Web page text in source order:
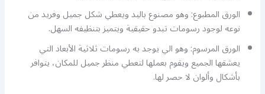
الورق المطبوع: وهو مصنوع باليد ويعطي شكل جميل وفريد من
نوعه لوجود رسومات تبدو حقيقية ويتميز بتنظيفه السهل.
الورق المرسوم: وهو الي يوجد به رسومات ثلاثية الأبعاد التي
يعشقها الجميع ويقوم بعملها لتعطي منظر جميل للمكان، يتوافر
بأشكال وألوان لا حصر لها.